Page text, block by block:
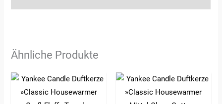
Ähnliche Produkte